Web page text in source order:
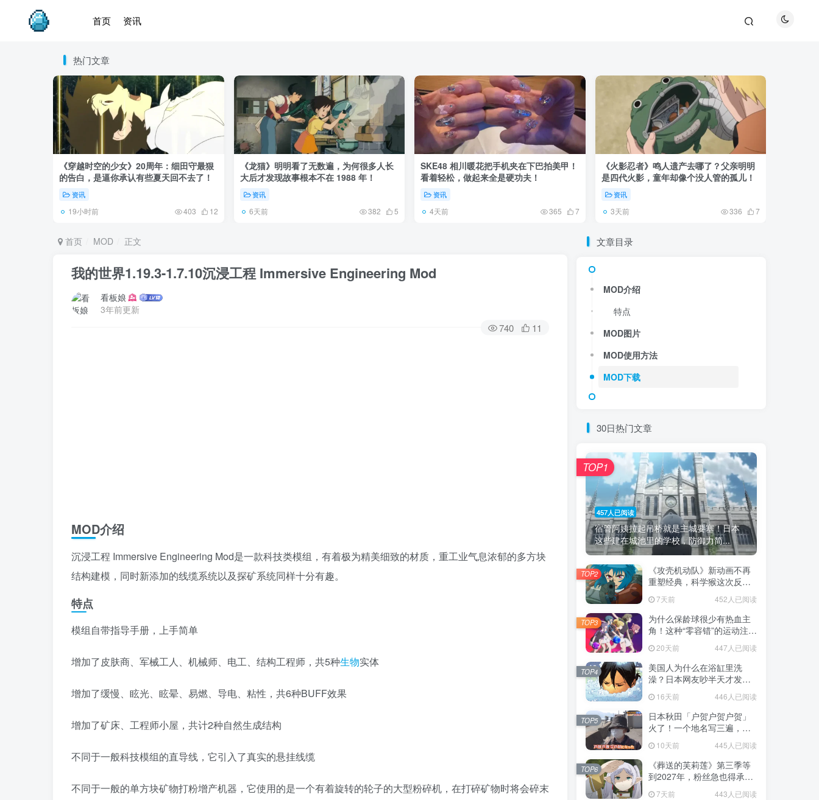
首页 资讯
热门文章
《穿越时空的少女》20周年：细田守最狠
的告白，是逼你承认有些夏天回不去了！
资讯
19小时前 403 12
《龙猫》明明看了无数遍，为何很多人长
大后才发现故事根本不在 1988 年！
资讯
6天前 382 5
SKE48 相川暖花把手机夹在下巴拍美甲！
看着轻松，做起来全是硬功夫！
资讯
4天前 365 7
《火影忍者》鸣人遗产去哪了？父亲明明
是四代火影，童年却像个没人管的孤儿！
资讯
3天前 336 7
首页 MOD 正文
我的世界1.19.3-1.7.10沉浸工程 Immersive Engineering Mod
看板娘
3年前更新
740 11
MOD介绍
沉浸工程 Immersive Engineering Mod是一款科技类模组，有着极为精美细致的材质，重工业气息浓郁的多方块
结构建模，同时新添加的线缆系统以及探矿系统同样十分有趣。
特点
模组自带指导手册，上手简单
增加了皮肤商、军械工人、机械师、电工、结构工程师，共5种生物实体
增加了缓慢、眩光、眩晕、易燃、导电、粘性，共6种BUFF效果
增加了矿床、工程师小屋，共计2种自然生成结构
不同于一般科技模组的直导线，它引入了真实的悬挂线缆
不同于一般的单方块矿物打粉增产机器，它使用的是一个有着旋转的轮子的大型粉碎机，在打碎矿物时将会碎末
文章目录
MOD介绍
特点
MOD图片
MOD使用方法
MOD下载
30日热门文章
457人已阅读
宿管阿姨拉起吊桥就是主城要塞！日本
这些建在城池里的学校，防御力简...
TOP1
《攻壳机动队》新动画不再
重塑经典，科学猴这次反而
7天前 452人已阅读
TOP2
为什么保龄球很少有热血主
角！这种“零容错”的运动注定
们的生活！
20天前 447人已阅读
TOP3
美国人为什么在浴缸里洗
澡？日本网友吵半天才发
藏在浴室地板里！
16天前 446人已阅读
TOP4
日本秋田「户贺户贺户贺」
火了！一个地名写三遍，竟
不是玩梗而是150年旧账！
10天前 445人已阅读
TOP5
《葬送的芙莉莲》第三季等
到2027年，粉丝急也得承认
这次慢得有道理！
7天前 443人已阅读
TOP6